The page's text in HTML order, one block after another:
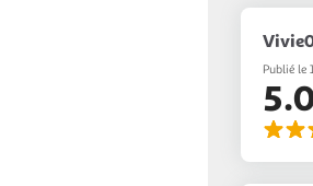
Publié le